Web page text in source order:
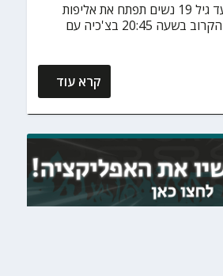
נבחרת ישראל עד גיל 19 נשים תפתח את אליפות
העולם במוצ"ש הקרוב בשעה 20:45 בצ'כיה עם
קרא עוד